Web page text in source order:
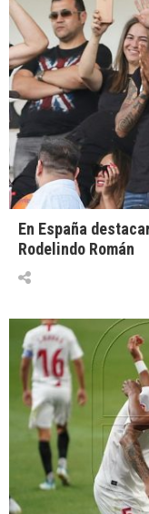
En España
Rodelindo Román